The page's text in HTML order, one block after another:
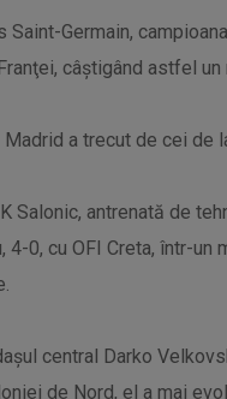
Saint-Germain,
câştigând astfel
Madrid a trecut de cei de
Salonic, antrenată de
4-0, cu OFI Creta, într-un
central Darko
de Nord, el a mai